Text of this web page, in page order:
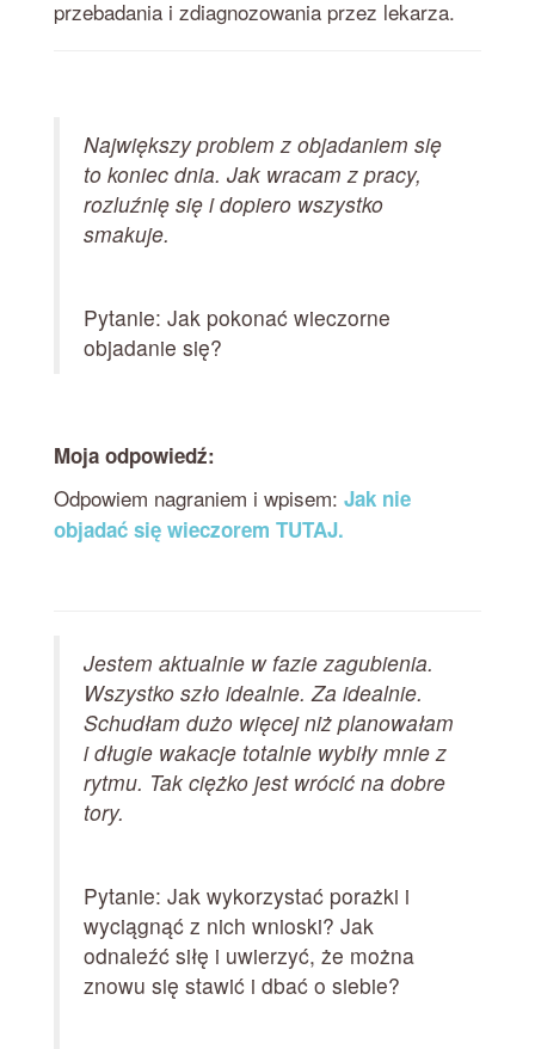
przebadania i zdiagnozowania przez lekarza.
Największy problem z objadaniem się
to koniec dnia. Jak wracam z pracy,
rozluźnię się i dopiero wszystko
smakuje.
Pytanie: Jak pokonać wieczorne
objadanie się?
Moja odpowiedź:
Odpowiem nagraniem i wpisem: Jak nie
objadać się wieczorem TUTAJ.
Jestem aktualnie w fazie zagubienia.
Wszystko szło idealnie. Za idealnie.
Schudłam dużo więcej niż planowałam
i długie wakacje totalnie wybiły mnie z
rytmu. Tak ciężko jest wrócić na dobre
tory.
Pytanie: Jak wykorzystać porażki i
wyciągnąć z nich wnioski? Jak
odnaleźć siłę i uwierzyć, że można
znowu się stawić i dbać o siebie?